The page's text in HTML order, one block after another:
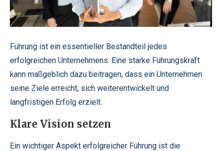
Führung ist ein essentieller Bestandteil jedes
erfolgreichen Unternehmens. Eine starke Führungskraft
kann maßgeblich dazu beitragen, dass ein Unternehmen
seine Ziele erreicht, sich weiterentwickelt und
langfristigen Erfolg erzielt.
Klare Vision setzen
Ein wichtiger Aspekt erfolgreicher Führung ist die